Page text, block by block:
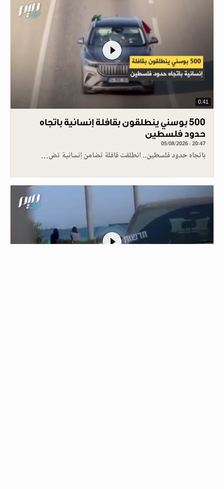
0.41
500 بوسني ينطلقون بقافلة إنسانية باتجاه
حدود فلسطين
05/08/2026 - 20:47
باتجاه حدود فلسطين.. انطلقت قافلة تضامن إنسانية تض…